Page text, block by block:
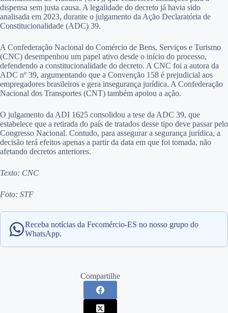
dispensa sem justa causa. A legalidade do decreto já havia sido
analisada em 2023, durante o julgamento da Ação Declaratória de
Constitucionalidade (ADC) 39.
A Confederação Nacional do Comércio de Bens, Serviços e Turismo
(CNC) desempenhou um papel ativo desde o início do processo,
defendendo a constitucionalidade do decreto. A CNC foi a autora da
ADC nº 39, argumentando que a Convenção 158 é prejudicial aos
empregadores brasileiros e gera insegurança jurídica. A Confederação
Nacional dos Transportes (CNT) também apoiou a ação.
O julgamento da ADI 1625 consolidou a tese da ADC 39, que
estabelece que a retirada do país de tratados desse tipo deve passar pelo
Congresso Nacional. Contudo, para assegurar a segurança jurídica, a
decisão terá efeitos apenas a partir da data em que foi tomada, não
afetando decretos anteriores.
Texto: CNC
Foto: STF
Receba notícias da Fecomércio-ES no nosso grupo do
WhatsApp.
Compartilhe